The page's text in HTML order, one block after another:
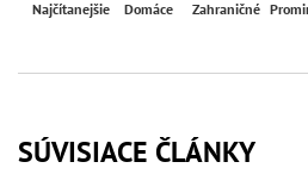
Najčítanejšie Domáce Zahraničné
SÚVISIACE ČLÁNKY